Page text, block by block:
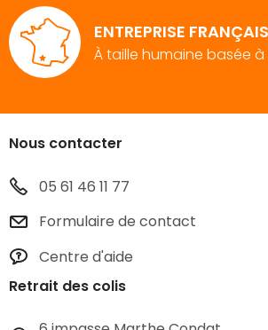
ENTREPRISE
À taille humaine basée
Nous contacter
05 61 46 11 77
Formulaire de contact
Centre d'aide
Retrait des colis